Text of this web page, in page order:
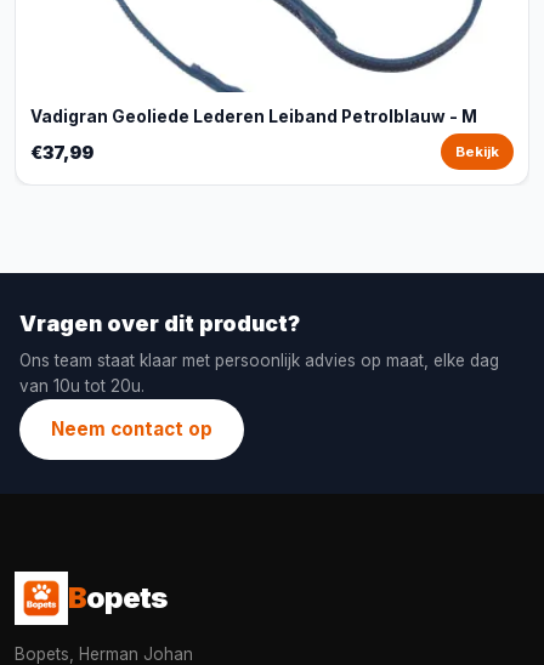
Vadigran Geoliede Lederen Leiband Petrolblauw - M
€37,99 Bekijk
Vragen over dit product?
Ons team staat klaar met persoonlijk advies op maat, elke dag
van 10u tot 20u.
Neem contact op
Bopets
Bopets, Herman Johan